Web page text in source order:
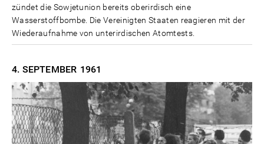
zündet die Sowjetunion bereits oberirdisch eine
Wasserstoffbombe. Die Vereinigten Staaten reagieren mit der
Wiederaufnahme von unterirdischen Atomtests.
4. SEPTEMBER 1961